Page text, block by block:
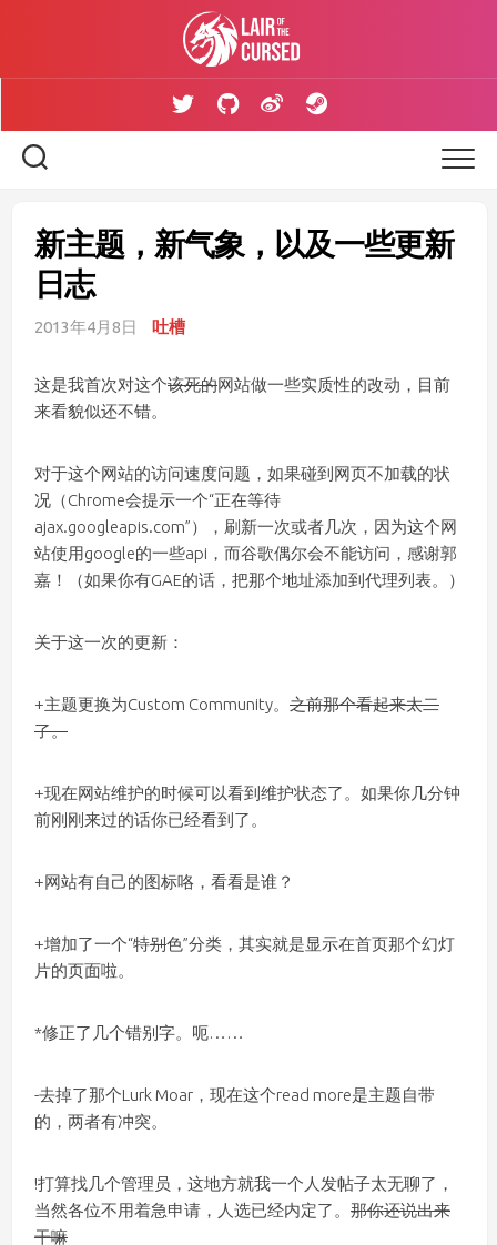
新主题，新气象，以及一些更新
日志
2013年4月8日 吐槽
这是我首次对这个该死的网站做一些实质性的改动，目前
来看貌似还不错。
对于这个网站的访问速度问题，如果碰到网页不加载的状
况（Chrome会提示一个“正在等待
ajax.googleapis.com”），刷新一次或者几次，因为这个网
站使用google的一些api，而谷歌偶尔会不能访问，感谢郭
嘉！（如果你有GAE的话，把那个地址添加到代理列表。）
关于这一次的更新：
+主题更换为Custom Community。 之前那个看起来太二
了。
+现在网站维护的时候可以看到维护状态了。如果你几分钟
前刚刚来过的话你已经看到了。
+网站有自己的图标咯，看看是谁？
+增加了一个“特别色”分类，其实就是显示在首页那个幻灯
片的页面啦。
*修正了几个错别字。呃……
-去掉了那个Lurk Moar，现在这个read more是主题自带
的，两者有冲突。
!打算找几个管理员，这地方就我一个人发帖子太无聊了，
当然各位不用着急申请，人选已经内定了。 那你还说出来
干嘛